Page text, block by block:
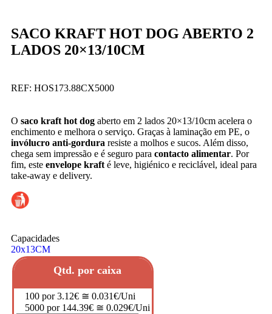
SACO KRAFT HOT DOG ABERTO 2
LADOS 20×13/10CM
REF: HOS173.88CX5000
O saco kraft hot dog aberto em 2 lados 20×13/10cm acelera o
enchimento e melhora o serviço. Graças à laminação em PE, o
invólucro anti-gordura resiste a molhos e sucos. Além disso,
chega sem impressão e é seguro para contacto alimentar. Por
fim, este envelope kraft é leve, higiénico e reciclável, ideal para
take-away e delivery.
Capacidades
20x13CM
Qtd. por caixa
100 por 3.12€ ≅ 0.031€/Uni
5000 por 144.39€ ≅ 0.029€/Uni